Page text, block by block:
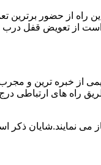
از حضور برترین
از تعویض قفل
خبره ترین و
راه های ارتباطی
می نمایند.شایان